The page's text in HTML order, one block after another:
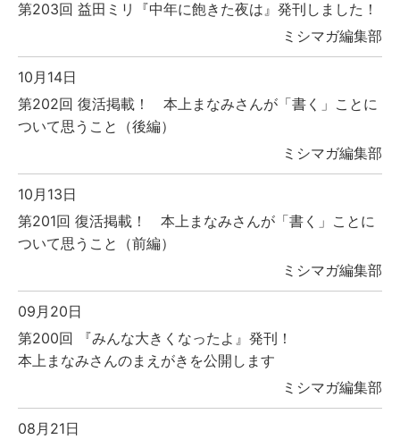
第203回 益田ミリ『中年に飽きた夜は』発刊しました！
ミシマガ編集部
10月14日
第202回 復活掲載！ 本上まなみさんが「書く」ことに
ついて思うこと（後編）
ミシマガ編集部
10月13日
第201回 復活掲載！ 本上まなみさんが「書く」ことに
ついて思うこと（前編）
ミシマガ編集部
09月20日
第200回 『みんな大きくなったよ』発刊！
本上まなみさんのまえがきを公開します
ミシマガ編集部
08月21日